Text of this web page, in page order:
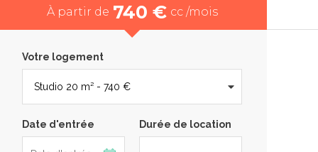
À partir de 740 € cc /mois
Votre logement
Date d'entrée Durée de location